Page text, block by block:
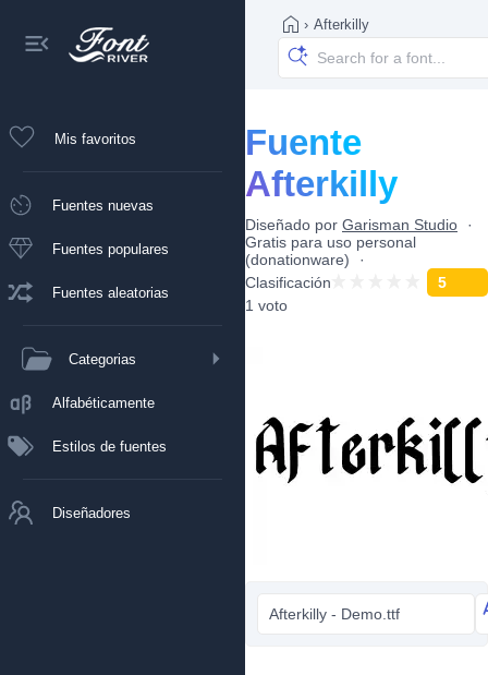
Mis favoritos
Fuentes nuevas
Fuentes populares
Fuentes aleatorias
Categorias
Alfabéticamente
Estilos de fuentes
Diseñadores
› Afterkilly
Fuente
Afterkilly
Diseñado por Garisman Studio
Gratis para uso personal
(donationware)
Clasificación
5
1 voto
Afterkilly - Demo.ttf